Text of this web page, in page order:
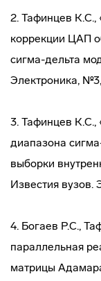
2. Тафинцев К.С.,
коррекции ЦАП
сигма-дельта
Электроника,
3. Тафинцев К.С.,
диапазона
выборки
Известия вузов.
4. Богаев Р.С.,
параллельная
матрицы